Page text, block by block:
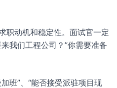
职动机和稳定性。面试官一定
我们工程公司？”你需要准备
班”、“能否接受派驻项目现